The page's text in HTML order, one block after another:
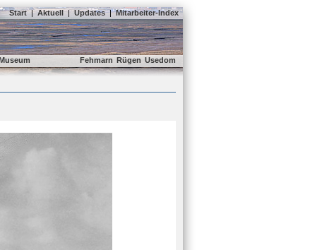
Start | Aktuell | Updates | Mitarbeiter-Index
Fehmarn Rügen Usedom